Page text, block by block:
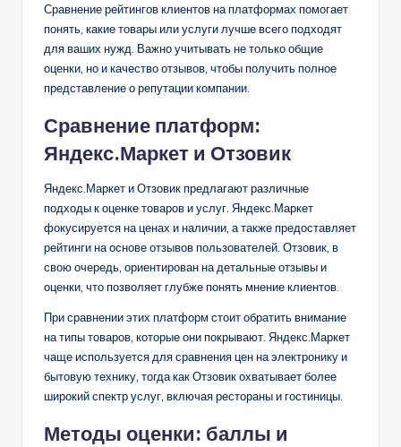
Сравнение рейтингов клиентов на платформах помогает
понять, какие товары или услуги лучше всего подходят
для ваших нужд. Важно учитывать не только общие
оценки, но и качество отзывов, чтобы получить полное
представление о репутации компании.
Сравнение платформ:
Яндекс.Маркет и Отзовик
Яндекс.Маркет и Отзовик предлагают различные
подходы к оценке товаров и услуг. Яндекс.Маркет
фокусируется на ценах и наличии, а также предоставляет
рейтинги на основе отзывов пользователей. Отзовик, в
свою очередь, ориентирован на детальные отзывы и
оценки, что позволяет глубже понять мнение клиентов.
При сравнении этих платформ стоит обратить внимание
на типы товаров, которые они покрывают. Яндекс.Маркет
чаще используется для сравнения цен на электронику и
бытовую технику, тогда как Отзовик охватывает более
широкий спектр услуг, включая рестораны и гостиницы.
Методы оценки: баллы и